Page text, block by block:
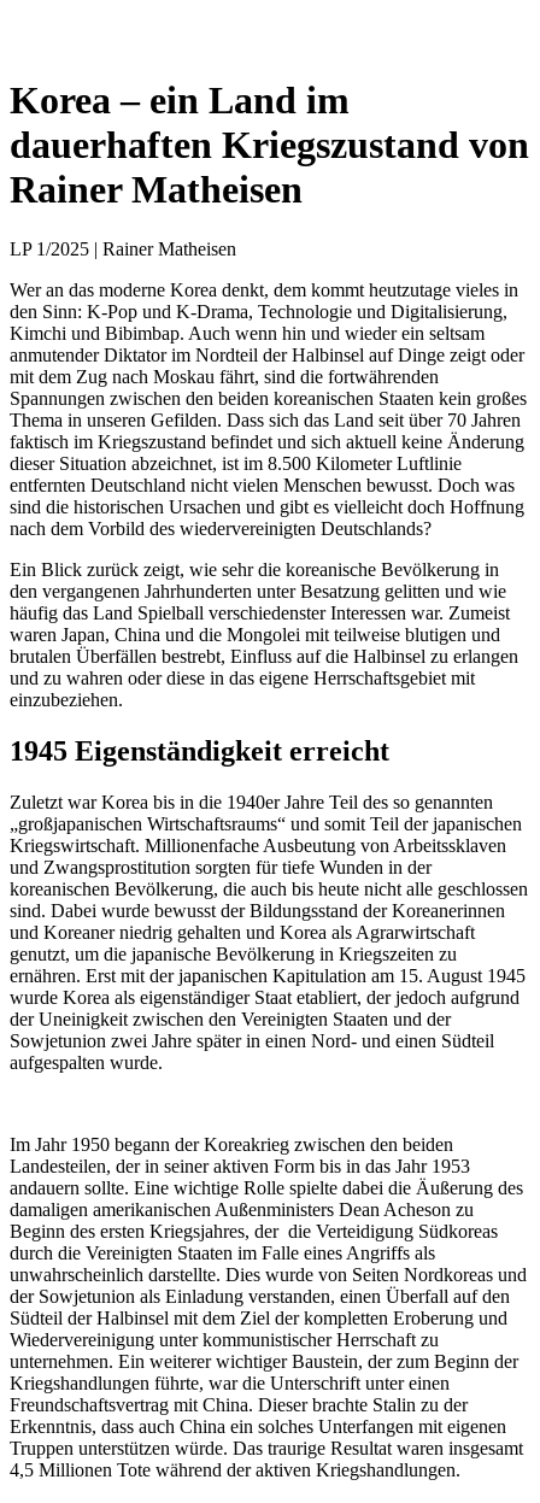
Korea – ein Land im
dauerhaften Kriegszustand von
Rainer Matheisen
LP 1/2025 | Rainer Matheisen
Wer an das moderne Korea denkt, dem kommt heutzutage vieles in
den Sinn: K-Pop und K-Drama, Technologie und Digitalisierung,
Kimchi und Bibimbap. Auch wenn hin und wieder ein seltsam
anmutender Diktator im Nordteil der Halbinsel auf Dinge zeigt oder
mit dem Zug nach Moskau fährt, sind die fortwährenden
Spannungen zwischen den beiden koreanischen Staaten kein großes
Thema in unseren Gefilden. Dass sich das Land seit über 70 Jahren
faktisch im Kriegszustand befindet und sich aktuell keine Änderung
dieser Situation abzeichnet, ist im 8.500 Kilometer Luftlinie
entfernten Deutschland nicht vielen Menschen bewusst. Doch was
sind die historischen Ursachen und gibt es vielleicht doch Hoffnung
nach dem Vorbild des wiedervereinigten Deutschlands?
Ein Blick zurück zeigt, wie sehr die koreanische Bevölkerung in
den vergangenen Jahrhunderten unter Besatzung gelitten und wie
häufig das Land Spielball verschiedenster Interessen war. Zumeist
waren Japan, China und die Mongolei mit teilweise blutigen und
brutalen Überfällen bestrebt, Einfluss auf die Halbinsel zu erlangen
und zu wahren oder diese in das eigene Herrschaftsgebiet mit
einzubeziehen.
1945 Eigenständigkeit erreicht
Zuletzt war Korea bis in die 1940er Jahre Teil des so genannten
„großjapanischen Wirtschaftsraums“ und somit Teil der japanischen
Kriegswirtschaft. Millionenfache Ausbeutung von Arbeitssklaven
und Zwangsprostitution sorgten für tiefe Wunden in der
koreanischen Bevölkerung, die auch bis heute nicht alle geschlossen
sind. Dabei wurde bewusst der Bildungsstand der Koreanerinnen
und Koreaner niedrig gehalten und Korea als Agrarwirtschaft
genutzt, um die japanische Bevölkerung in Kriegszeiten zu
ernähren. Erst mit der japanischen Kapitulation am 15. August 1945
wurde Korea als eigenständiger Staat etabliert, der jedoch aufgrund
der Uneinigkeit zwischen den Vereinigten Staaten und der
Sowjetunion zwei Jahre später in einen Nord- und einen Südteil
aufgespalten wurde.
Im Jahr 1950 begann der Koreakrieg zwischen den beiden
Landesteilen, der in seiner aktiven Form bis in das Jahr 1953
andauern sollte. Eine wichtige Rolle spielte dabei die Äußerung des
damaligen amerikanischen Außenministers Dean Acheson zu
Beginn des ersten Kriegsjahres, der die Verteidigung Südkoreas
durch die Vereinigten Staaten im Falle eines Angriffs als
unwahrscheinlich darstellte. Dies wurde von Seiten Nordkoreas und
der Sowjetunion als Einladung verstanden, einen Überfall auf den
Südteil der Halbinsel mit dem Ziel der kompletten Eroberung und
Wiedervereinigung unter kommunistischer Herrschaft zu
unternehmen. Ein weiterer wichtiger Baustein, der zum Beginn der
Kriegshandlungen führte, war die Unterschrift unter einen
Freundschaftsvertrag mit China. Dieser brachte Stalin zu der
Erkenntnis, dass auch China ein solches Unterfangen mit eigenen
Truppen unterstützen würde. Das traurige Resultat waren insgesamt
4,5 Millionen Tote während der aktiven Kriegshandlungen.